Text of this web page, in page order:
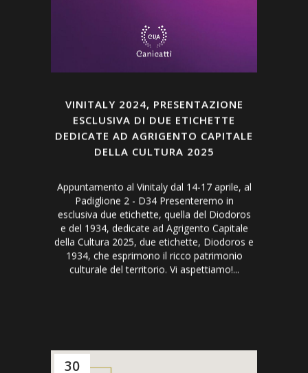
VINITALY 2024, PRESENTAZIONE
ESCLUSIVA DI DUE ETICHETTE
DEDICATE AD AGRIGENTO CAPITALE
DELLA CULTURA 2025
Appuntamento al Vinitaly dal 14-17 aprile, al
Padiglione 2 - D34 Presenteremo in
esclusiva due etichette, quella del Diodoros
e del 1934, dedicate ad Agrigento Capitale
della Cultura 2025, due etichette, Diodoros e
1934, che esprimono il ricco patrimonio
culturale del territorio. Vi aspettiamo!...
30